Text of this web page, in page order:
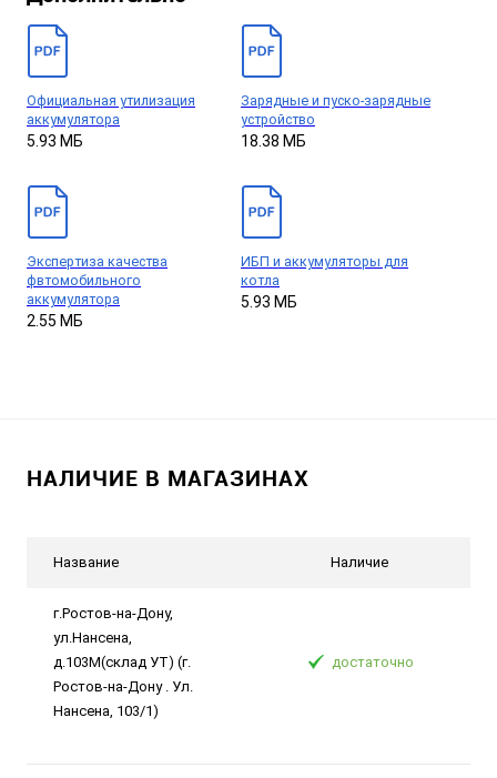
Официальная утилизация
аккумулятора
5.93 МБ
Зарядные и пуско-зарядные
устройство
18.38 МБ
Экспертиза качества
фвтомобильного
аккумулятора
2.55 МБ
ИБП и аккумуляторы для
котла
5.93 МБ
НАЛИЧИЕ В МАГАЗИНАХ
Название Наличие
г.Ростов-на-Дону,
ул.Нансена,
д.103М(склад УТ) (г.
Ростов-на-Дону . Ул.
Нансена, 103/1)
достаточно